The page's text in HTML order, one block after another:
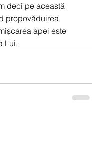
deci pe această
propovăduirea
apei este
Lui.